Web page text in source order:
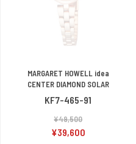
MARGARET HOWELL idea
CENTER DIAMOND SOLAR
KF7-465-91
¥49,500
¥39,600